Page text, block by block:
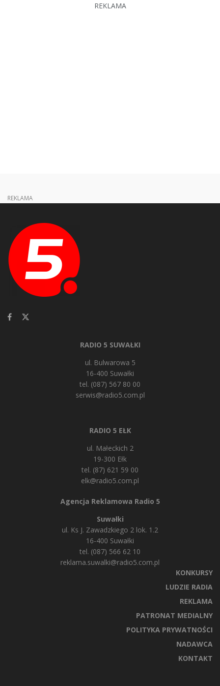
REKLAMA
REKLAMA
RADIO 5 SUWAŁKI
ul. Bulwarowa 5
16-400 Suwałki
tel. (087) 567 80 00
serwis@radio5.com.pl
RADIO 5 EŁK
ul. Małeckich 2
19-300 Ełk
tel. (87) 621 59 00
elk@radio5.com.pl
Agencja Reklamowa Radio 5
Suwałki
ul. Ks J. Zawadzkiego 2 lok. 1.2
16-400 Suwałki
tel. (087) 566 62 10
reklama.suwalki@radio5.com.pl
KONKURSY
LUDZIE RADIA
REKLAMA
PATRONAT MEDIALNY
POLITYKA PRYWATNOŚCI
NADAWCA
KONTAKT